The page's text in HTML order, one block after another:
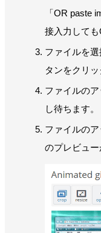
「OR paste
接入力しても
ファイルを
タンをクリッ
ファイルの
し待ちます。
ファイルの
のプレビュー